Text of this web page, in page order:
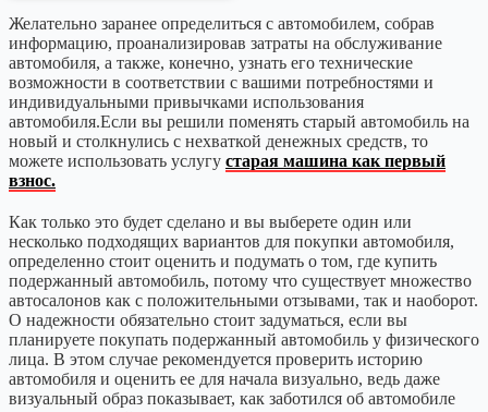
Желательно заранее определиться с автомобилем, собрав
информацию, проанализировав затраты на обслуживание
автомобиля, а также, конечно, узнать его технические
возможности в соответствии с вашими потребностями и
индивидуальными привычками использования
автомобиля.Если вы решили поменять старый автомобиль на
новый и столкнулись с нехваткой денежных средств, то
можете использовать услугу старая машина как первый
взнос.
Как только это будет сделано и вы выберете один или
несколько подходящих вариантов для покупки автомобиля,
определенно стоит оценить и подумать о том, где купить
подержанный автомобиль, потому что существует множество
автосалонов как с положительными отзывами, так и наоборот.
О надежности обязательно стоит задуматься, если вы
планируете покупать подержанный автомобиль у физического
лица. В этом случае рекомендуется проверить историю
автомобиля и оценить ее для начала визуально, ведь даже
визуальный образ показывает, как заботился об автомобиле